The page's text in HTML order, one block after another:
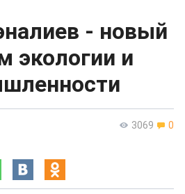
- новый
экологии и
3069 0